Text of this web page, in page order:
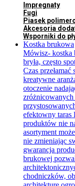
Impregnaty
Fugi
Piasek
Akcesoria
Wsporniki do
Kostka brukowa
Mówisz- kostka
bryła, często
Czas
kreatywne
otoczenie
efektowny
produktów nie
asortyment
nie zmieniając
gwarancja
brukowej
chodniczków,